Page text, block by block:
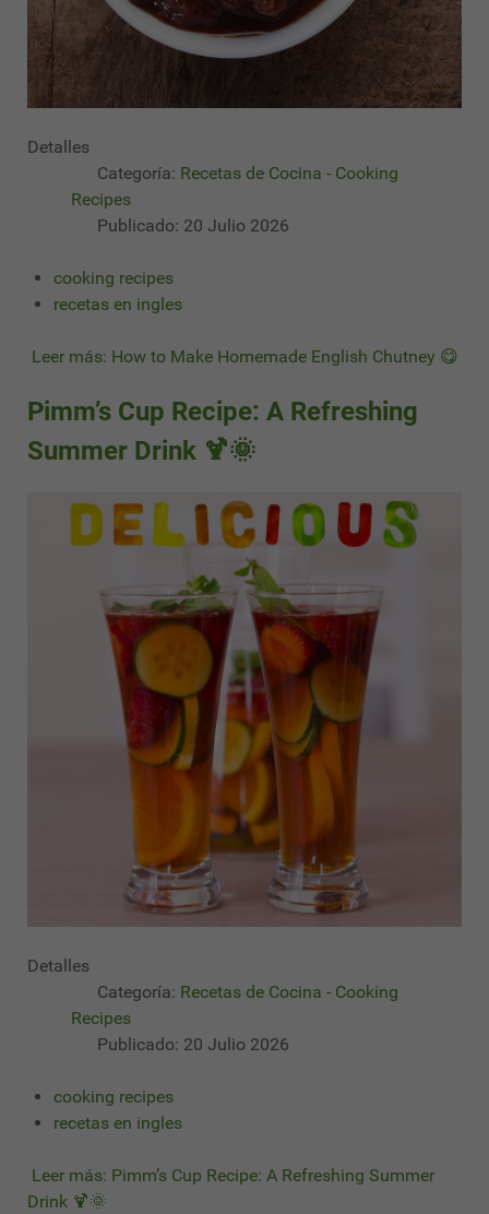
Detalles
Categoría: Recetas de Cocina - Cooking
Recipes
Publicado: 20 Julio 2026
cooking recipes
recetas en ingles
Leer más: How to Make Homemade English Chutney 😋
Pimm’s Cup Recipe: A Refreshing
Summer Drink 🍹🌞
Detalles
Categoría: Recetas de Cocina - Cooking
Recipes
Publicado: 20 Julio 2026
cooking recipes
recetas en ingles
Leer más: Pimm’s Cup Recipe: A Refreshing Summer
Drink 🍹🌞